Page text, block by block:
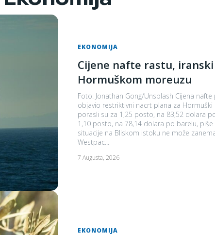
EKONOMIJA
Cijene nafte rastu,
Hormuškom moreuzu
Foto: Jonathan Gong/Unsplash Cijena nafte porasla je u petak zbog zabrinutosti od poremećaja u snabdijevanju nakon što je Iran
objavio restriktivni nacrt plana za Hormuški moreuz. Fjučersi za međunarodnu referentnu sirovu naftu Brent
porasli su za 1,25 posto, na 83,52 dolara
1,10 posto, na 78,14 dolara po barelu, piše SEEbiz. „Više cijene nafte signaliziraju da se dodatni inflatorni pritisak
situacije na Bliskom istoku ne može
Westpac...
7 Augusta, 2026
EKONOMIJA